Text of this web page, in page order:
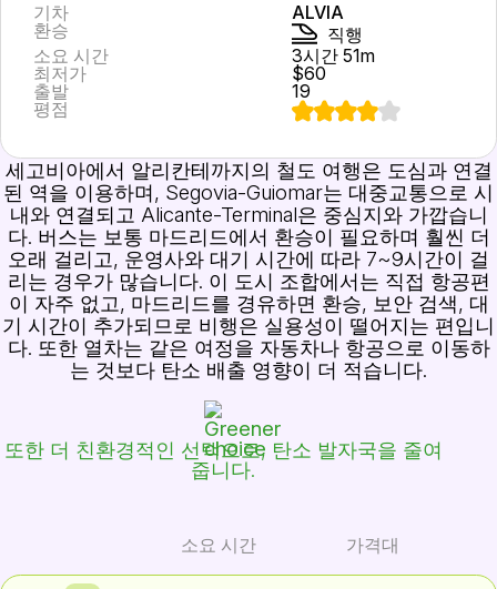
기차
ALVIA
환승
직행
소요 시간
3시간 51m
최저가
$60
출발
19
평점
세고비아에서 알리칸테까지의 철도 여행은 도심과 연결
된 역을 이용하며, Segovia-Guiomar는 대중교통으로 시
내와 연결되고 Alicante-Terminal은 중심지와 가깝습니
다. 버스는 보통 마드리드에서 환승이 필요하며 훨씬 더
오래 걸리고, 운영사와 대기 시간에 따라 7~9시간이 걸
리는 경우가 많습니다. 이 도시 조합에서는 직접 항공편
이 자주 없고, 마드리드를 경유하면 환승, 보안 검색, 대
기 시간이 추가되므로 비행은 실용성이 떨어지는 편입니
다. 또한 열차는 같은 여정을 자동차나 항공으로 이동하
는 것보다 탄소 배출 영향이 더 적습니다.
또한 더 친환경적인 선택으로, 탄소 발자국을 줄여
줍니다.
소요 시간 가격대